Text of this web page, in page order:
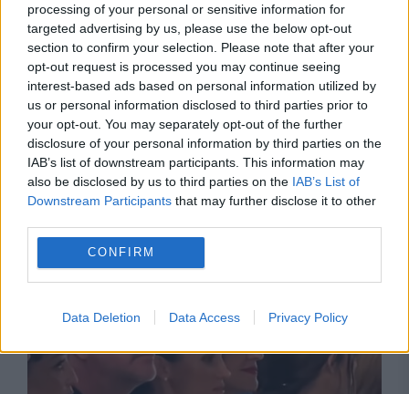
processing of your personal or sensitive information for
targeted advertising by us, please use the below opt-out
section to confirm your selection. Please note that after your
opt-out request is processed you may continue seeing
interest-based ads based on personal information utilized by
us or personal information disclosed to third parties prior to
your opt-out. You may separately opt-out of the further
disclosure of your personal information by third parties on the
IAB’s list of downstream participants. This information may
also be disclosed by us to third parties on the IAB’s List of
Downstream Participants that may further disclose it to other
CONFIRM
Data Deletion Data Access Privacy Policy
INTERNATIONAL
Hainele fast-fashion, taxate în Franța. China
acuză măsuri discriminatorii